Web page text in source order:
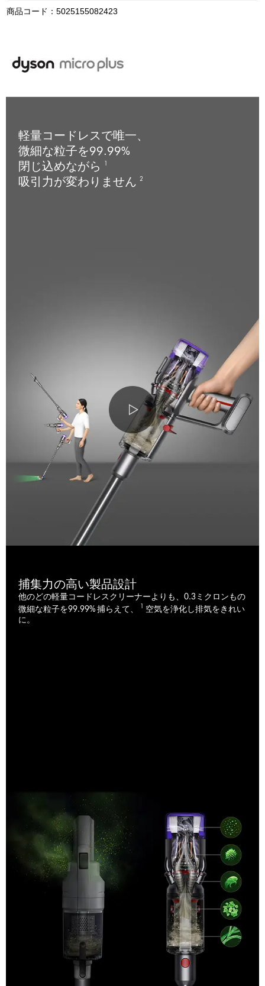
商品コード：5025155082423
軽量コードレスで唯一、
微細な粒子を99.99%
閉じ込めながら
1
吸引力が変わりません2
捕集力の高い製品設計
他のどの軽量コードレスクリーナーよりも、0.3ミクロンもの
微細な粒子を99.99% 捕らえて、
1 空気を浄化し排気をきれい
に。